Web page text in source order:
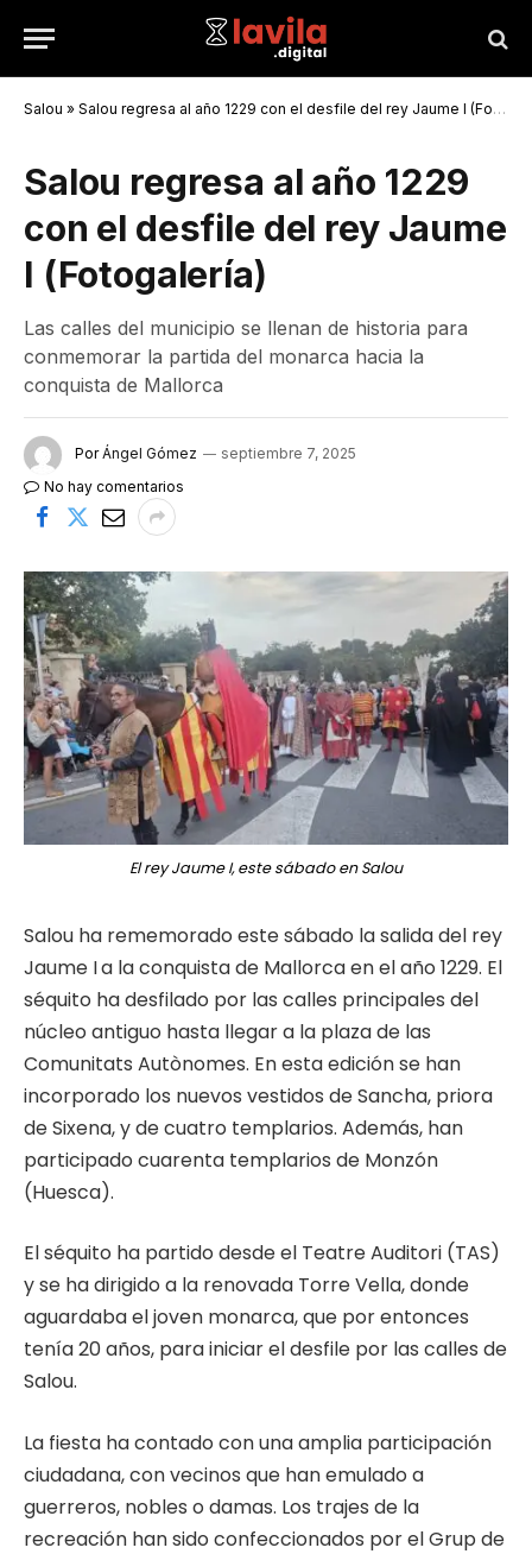
Salou » Salou regresa al año 1229 con el desfile del rey Jaume I (Fotogalería)
Salou regresa al año 1229
con el desfile del rey Jaume
I (Fotogalería)
Las calles del municipio se llenan de historia para
conmemorar la partida del monarca hacia la
conquista de Mallorca
Por Ángel Gómez
septiembre 7, 2025
No hay comentarios
El rey Jaume I, este sábado en Salou
Salou ha rememorado este sábado la salida del rey
Jaume Ia la conquista de Mallorca en el año 1229. El
séquito ha desfilado por las calles principales del
núcleo antiguo hasta llegar a la plaza de las
Comunitats Autònomes. En esta edición se han
incorporado los nuevos vestidos de Sancha, priora
de Sixena, y de cuatro templarios. Además, han
participado cuarenta templarios de Monzón
(Huesca).
El séquito ha partido desde el Teatre Auditori (TAS)
y se ha dirigido a la renovada Torre Vella, donde
aguardaba el joven monarca, que por entonces
tenía 20 años, para iniciar el desfile por las calles de
Salou.
La fiesta ha contado con una amplia participación
ciudadana, con vecinos que han emulado a
guerreros, nobles o damas. Los trajes de la
recreación han sido confeccionados por el Grup de